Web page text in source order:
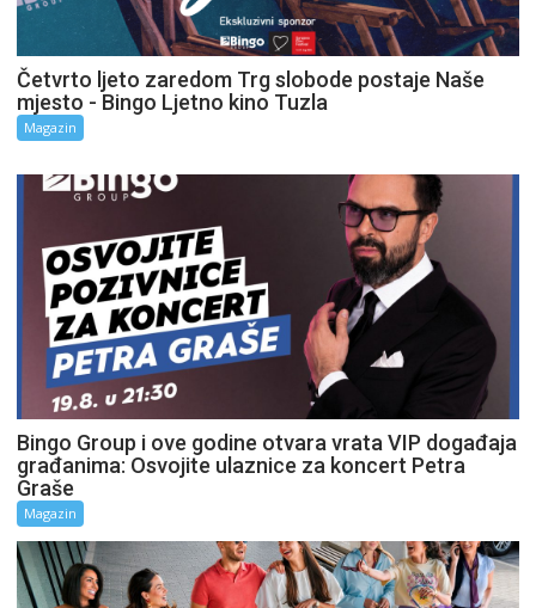
Četvrto ljeto zaredom Trg slobode postaje Naše
mjesto - Bingo Ljetno kino Tuzla
Magazin
Bingo Group i ove godine otvara vrata VIP događaja
građanima: Osvojite ulaznice za koncert Petra
Graše
Magazin